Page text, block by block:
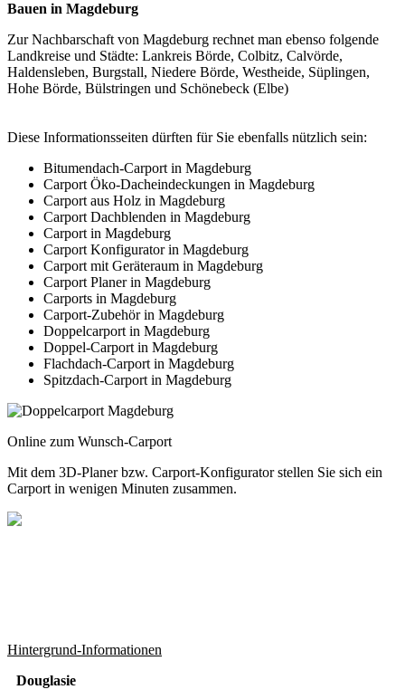
Bauen in Magdeburg
Zur Nachbarschaft von Magdeburg rechnet man ebenso folgende
Landkreise und Städte: Lankreis Börde, Colbitz, Calvörde,
Haldensleben, Burgstall, Niedere Börde, Westheide, Süplingen,
Hohe Börde, Bülstringen und Schönebeck (Elbe)
Diese Informationsseiten dürften für Sie ebenfalls nützlich sein:
Bitumendach-Carport in Magdeburg
Carport Öko-Dacheindeckungen in Magdeburg
Carport aus Holz in Magdeburg
Carport Dachblenden in Magdeburg
Carport in Magdeburg
Carport Konfigurator in Magdeburg
Carport mit Geräteraum in Magdeburg
Carport Planer in Magdeburg
Carports in Magdeburg
Carport-Zubehör in Magdeburg
Doppelcarport in Magdeburg
Doppel-Carport in Magdeburg
Flachdach-Carport in Magdeburg
Spitzdach-Carport in Magdeburg
Online zum Wunsch-Carport
Mit dem 3D-Planerbzw. Carport-Konfiguratorstellen Sie sich ein
Carport in wenigen Minuten zusammen.
Hintergrund-Informationen
Douglasie